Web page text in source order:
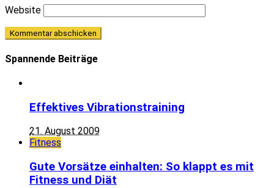
Website
Spannende Beiträge
Effektives Vibrationstraining
21. August 2009
Fitness
Gute Vorsätze einhalten: So klappt es mit
Fitness und Diät